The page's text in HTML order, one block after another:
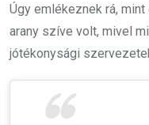
Úgy emlékeznek rá,
arany szíve volt, mivel
jótékonysági